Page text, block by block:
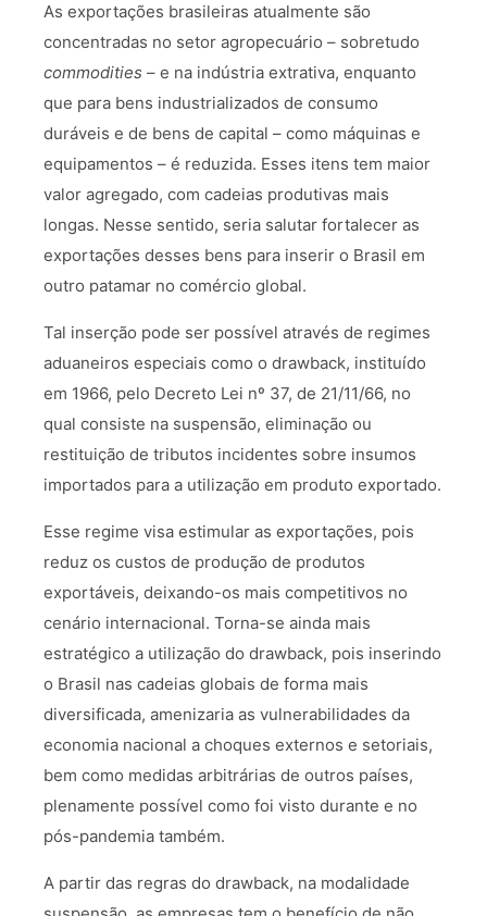
As exportações brasileiras atualmente são
concentradas no setor agropecuário – sobretudo
commodities – e na indústria extrativa, enquanto
que para bens industrializados de consumo
duráveis e de bens de capital – como máquinas e
equipamentos – é reduzida. Esses itens tem maior
valor agregado, com cadeias produtivas mais
longas. Nesse sentido, seria salutar fortalecer as
exportações desses bens para inserir o Brasil em
outro patamar no comércio global.
Tal inserção pode ser possível através de regimes
aduaneiros especiais como o drawback, instituído
em 1966, pelo Decreto Lei nº 37, de 21/11/66, no
qual consiste na suspensão, eliminação ou
restituição de tributos incidentes sobre insumos
importados para a utilização em produto exportado.
Esse regime visa estimular as exportações, pois
reduz os custos de produção de produtos
exportáveis, deixando-os mais competitivos no
cenário internacional. Torna-se ainda mais
estratégico a utilização do drawback, pois inserindo
o Brasil nas cadeias globais de forma mais
diversificada, amenizaria as vulnerabilidades da
economia nacional a choques externos e setoriais,
bem como medidas arbitrárias de outros países,
plenamente possível como foi visto durante e no
pós-pandemia também.
A partir das regras do drawback, na modalidade